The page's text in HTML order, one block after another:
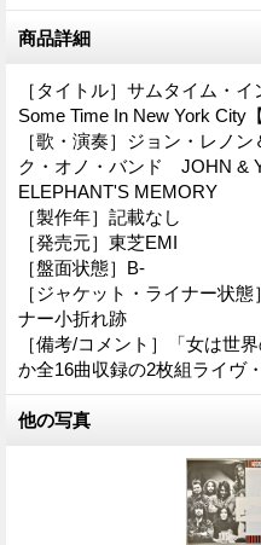
商品詳細
［タイトル］サムタイム・
Some Time In New York City
［歌・演奏］ジョン・レノ
ク・オノ・バンド JOHN &
ELEPHANT'S MEMORY
［製作年］記載なし
［発売元］東芝EMI
［盤面状態］B-
［ジャケット・ライナー状
ナー小折れ跡
［備考/コメント］「女は世
か全16曲収録の2枚組ライヴ
他の写真